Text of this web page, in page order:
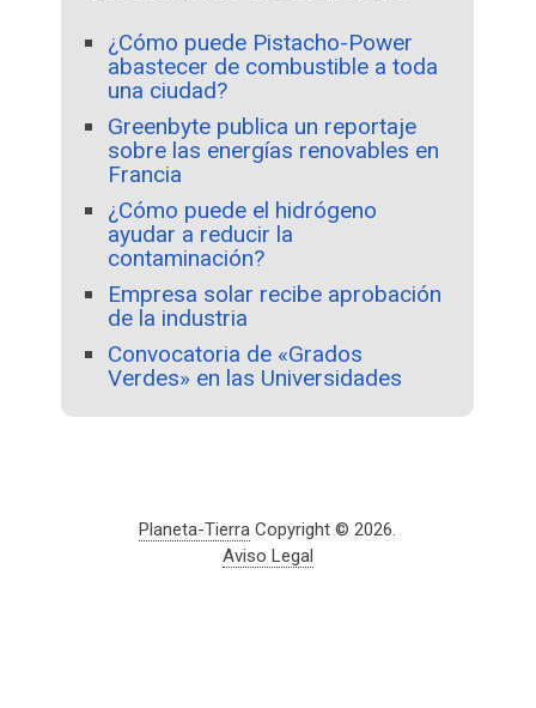
¿Cómo puede Pistacho-Power
abastecer de combustible a toda
una ciudad?
Greenbyte publica un reportaje
sobre las energías renovables en
Francia
¿Cómo puede el hidrógeno
ayudar a reducir la
contaminación?
Empresa solar recibe aprobación
de la industria
Convocatoria de «Grados
Verdes» en las Universidades
Planeta-Tierra Copyright © 2026.
Aviso Legal